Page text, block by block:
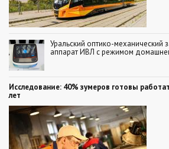
Уральский оптико-механический
аппарат ИВЛ с режимом
Исследование: 40% зумеров готовы
лет